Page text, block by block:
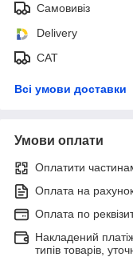
Самовивіз
Delivery
САТ
Всі умови доставки
Умови оплати
Оплатити
Оплата на
Оплата по
Накладений
типів товарів,